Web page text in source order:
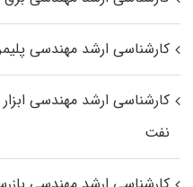
کارشناسی ارشد مهندسی
کارشناسی ارشد مهندسی
نفت